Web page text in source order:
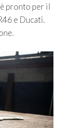
pronto per il
e Ducati.